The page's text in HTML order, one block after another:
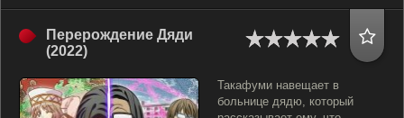
Перерождение Дяди
(2022)
Такафуми навещает в
больнице дядю, который